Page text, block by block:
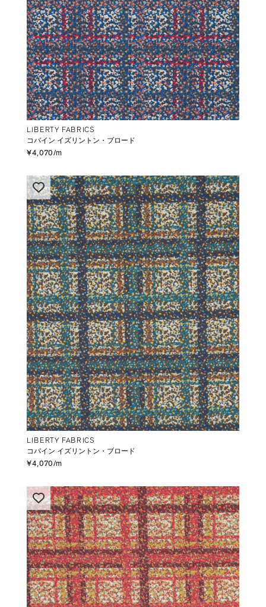
LIBERTY FABRICS
コバイン イズリントン・ブロード
¥4,070/m
LIBERTY FABRICS
コバイン イズリントン・ブロード
¥4,070/m